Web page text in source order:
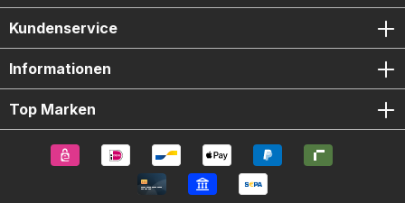
Kundenservice
Informationen
Top Marken